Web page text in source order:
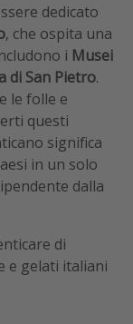
dedicato
, che ospita una
i Musei
di San Pietro.
le folle e
questi
significa
in un solo
dalla
di
e gelati italiani